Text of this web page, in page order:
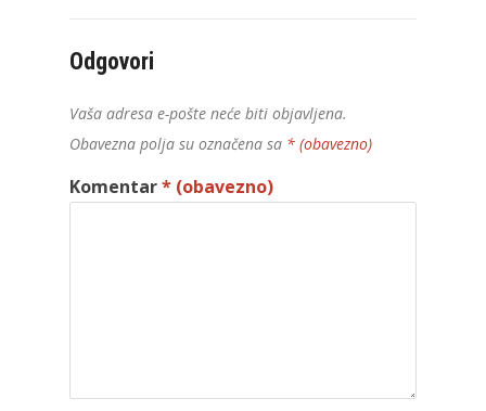
Odgovori
Vaša adresa e-pošte neće biti objavljena.
Obavezna polja su označena sa * (obavezno)
Komentar* (obavezno)